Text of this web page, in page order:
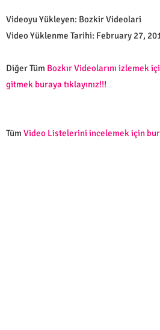
Videoyu Yükleyen: Bozkir Videolari
Video Yüklenme Tarihi: February 27,
Diğer Tüm Bozkır Videolarını izlemek
gitmek buraya tıklayınız!!!
Tüm Video Listelerini incelemek için